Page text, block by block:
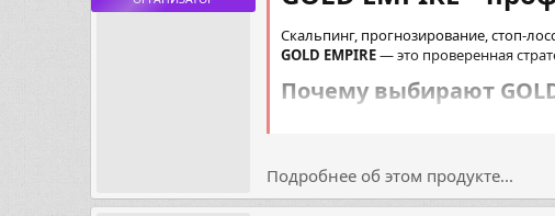
Скальпинг, прогнозирование, стоп-
GOLD EMPIRE— это проверенная
Почему выбирают
Дисциплина и...
Подробнее об этом продукте...